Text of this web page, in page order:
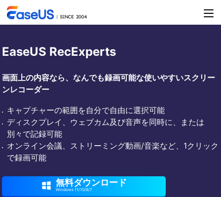
EaseUS RecExperts
画面上の内容なら、なんでも録画可能な使いやすいスクリー
ンレコーダー
キャプチャーの範囲を自分で自由に選択可能
ディスクプレイ、ウェブカム及び音声を同時に、または
別々で記録可能
オンライン会議、ストリーミング動画/音楽など、1クリック
で録画可能
 無料ダウンロード
Windows 11/10/8/7